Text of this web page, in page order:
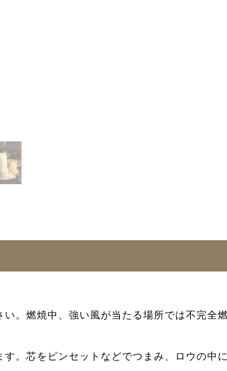
。燃焼中、強い風が当たる場所では不完全
。芯をピンセットなどでつまみ、ロウの中